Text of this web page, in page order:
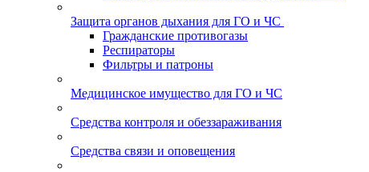
Защита органов дыхания для ГО и ЧС
Гражданские противогазы
Респираторы
Фильтры и патроны
Медицинское имущество для ГО и ЧС
Средства контроля и обеззараживания
Средства связи и оповещения